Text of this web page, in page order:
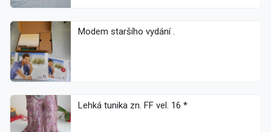
Modem staršího vydání .
Lehká tunika zn. FF vel. 16 *